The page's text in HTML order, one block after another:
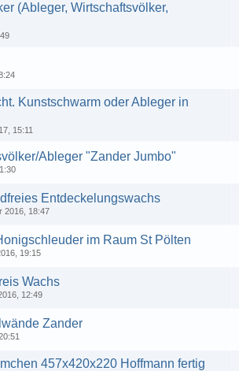
(Ableger, Wirtschaftsvölker,
Kunstschwarm oder Ableger in
15:11
Ableger "Zander Jumbo"
Entdeckelungswachs
2016, 18:47
im Raum St Pölten
19:15
Wachs
12:49
Zander
457x420x220 Hoffmann fertig